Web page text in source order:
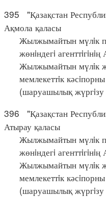
395 "Қазақстан
Ақмола қаласы
Жылжымайтын мүлiк
жөнiндегi агенттiгiнiң
Жылжымайтын мүлiк
мемлекеттiк кәсiпорны
(шаруашылық жүргiзу
396 "Қазақстан
Атырау қаласы
Жылжымайтын мүлiк
жөнiндегi агенттiгiнiң
Жылжымайтын мүлiк
мемлекеттiк кәсiпорны
(шаруашылық жүргiзу